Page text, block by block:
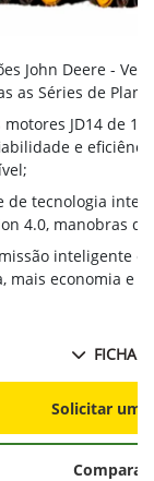
John Deere -
as Séries de
motores JD14 de
e
de tecnologia
4.0, manobras
inteligente
mais economia e
FICHA
Solicitar
Comparar